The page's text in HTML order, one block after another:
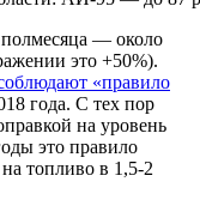
— около
это +50%).
«правило
года. С тех пор
на уровень
это правило
топливо в 1,5-2